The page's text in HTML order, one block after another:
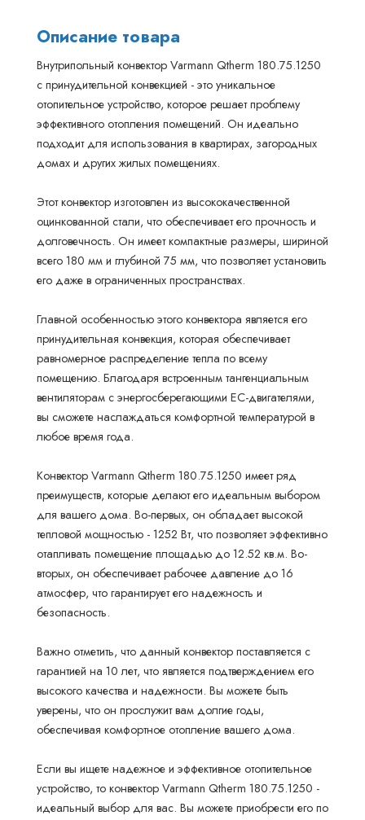
Описание товара
Внутрипольный конвектор Varmann Qtherm 180.75.1250
с принудительной конвекцией - это уникальное
отопительное устройство, которое решает проблему
эффективного отопления помещений. Он идеально
подходит для использования в квартирах, загородных
домах и других жилых помещениях.
Этот конвектор изготовлен из высококачественной
оцинкованной стали, что обеспечивает его прочность и
долговечность. Он имеет компактные размеры, шириной
всего 180 мм и глубиной 75 мм, что позволяет установить
его даже в ограниченных пространствах.
Главной особенностью этого конвектора является его
принудительная конвекция, которая обеспечивает
равномерное распределение тепла по всему
помещению. Благодаря встроенным тангенциальным
вентиляторам с энергосберегающими EC-двигателями,
вы сможете наслаждаться комфортной температурой в
любое время года.
Конвектор Varmann Qtherm 180.75.1250 имеет ряд
преимуществ, которые делают его идеальным выбором
для вашего дома. Во-первых, он обладает высокой
тепловой мощностью - 1252 Вт, что позволяет эффективно
отапливать помещение площадью до 12.52 кв.м. Во-
вторых, он обеспечивает рабочее давление до 16
атмосфер, что гарантирует его надежность и
безопасность.
Важно отметить, что данный конвектор поставляется с
гарантией на 10 лет, что является подтверждением его
высокого качества и надежности. Вы можете быть
уверены, что он прослужит вам долгие годы,
обеспечивая комфортное отопление вашего дома.
Если вы ищете надежное и эффективное отопительное
устройство, то конвектор Varmann Qtherm 180.75.1250 -
идеальный выбор для вас. Вы можете приобрести его по